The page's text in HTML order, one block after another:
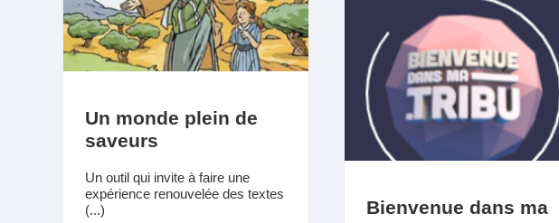
Un monde plein de
saveurs
Un outil qui invite à faire une
expérience renouvelée des textes
(...)
Bienvenue dans ma